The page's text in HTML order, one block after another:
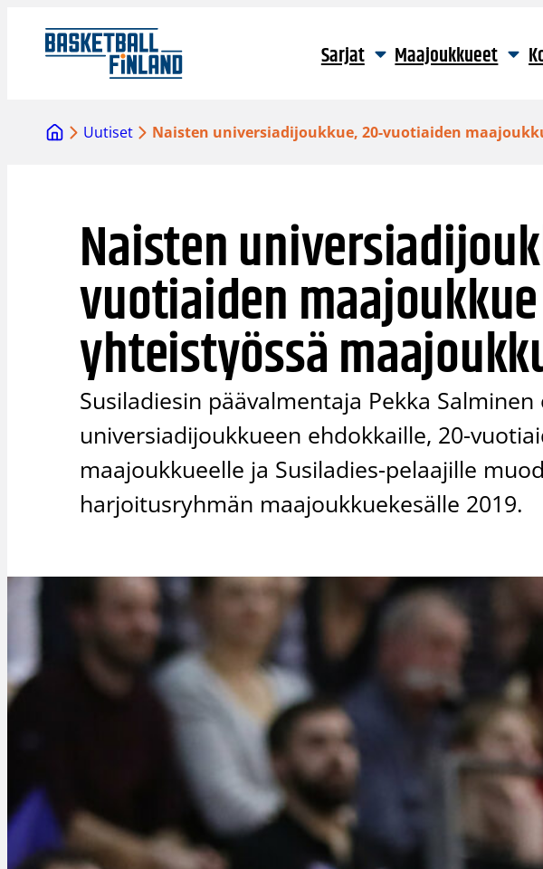
sisältöön
Sarjat Maajoukkueet
Uutiset Naisten universiadijoukkue, 20-vuotiaiden
Naisten
vuotiaiden
yhteistyössä
Susiladiesin päävalmentaja Pekka
universiadijoukkueen ehdokkaille, 20-
maajoukkueelle ja Susiladies-pelaajille
harjoitusryhmän maajoukkuekesälle 2019.